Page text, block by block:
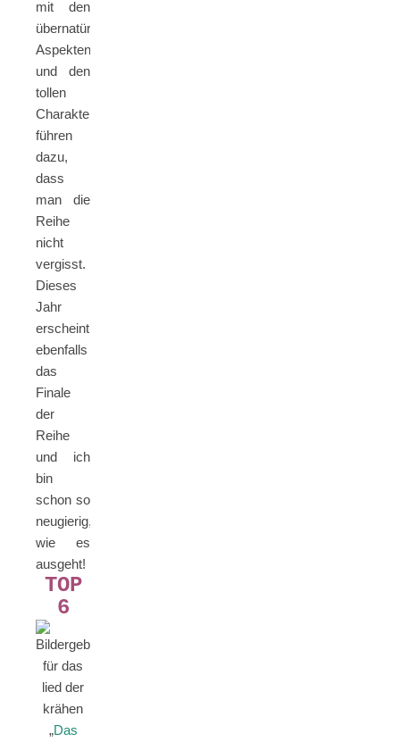
mit den
übernatürlichen
Aspekten
und den
tollen
Charakteren
führen
dazu,
dass
man die
Reihe
nicht
vergisst.
Dieses
Jahr
erscheint
ebenfalls
das
Finale
der
Reihe
und ich
bin
schon so
neugierig,
wie es
ausgeht!
TOP
6
„Das